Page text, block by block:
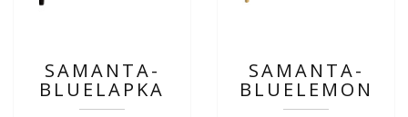
SAMANTA-
BLUELAPKA
SAMANTA-
BLUELEMON